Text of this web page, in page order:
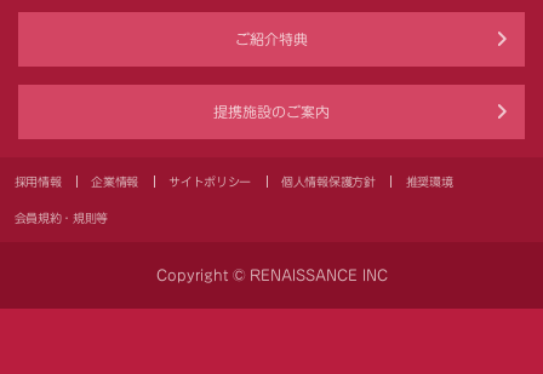
ご紹介特典
提携施設のご案内
採用情報 企業情報 サイトポリシー 個人情報保護方針 推奨環境
会員規約・規則等
Copyright © RENAISSANCE INC